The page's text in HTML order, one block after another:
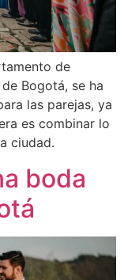
de
Bogotá, se ha
las parejas, ya
es combinar lo
ciudad.
boda